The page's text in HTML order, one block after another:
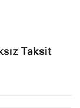
Taksit